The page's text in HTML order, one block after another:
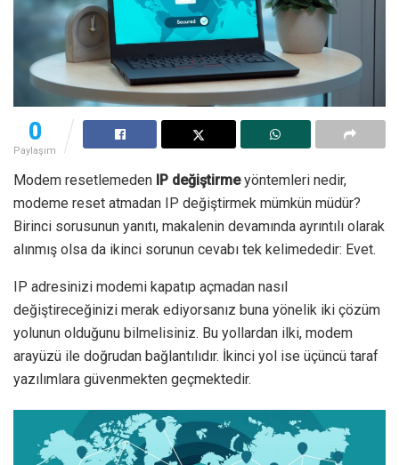
0
Paylaşım
Modem resetlemeden IP değiştirmeyöntemleri nedir,
modeme reset atmadan IP değiştirmek mümkün müdür?
Birinci sorusunun yanıtı, makalenin devamında ayrıntılı olarak
alınmış olsa da ikinci sorunun cevabı tek kelimededir: Evet.
IP adresinizi modemi kapatıp açmadan nasıl
değiştireceğinizi merak ediyorsanız buna yönelik iki çözüm
yolunun olduğunu bilmelisiniz. Bu yollardan ilki, modem
arayüzü ile doğrudan bağlantılıdır. İkinci yol ise üçüncü taraf
yazılımlara güvenmekten geçmektedir.